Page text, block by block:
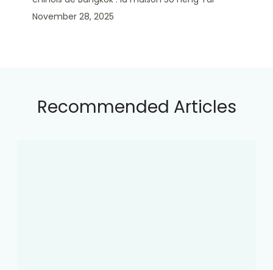
November 28, 2025
Recommended Articles